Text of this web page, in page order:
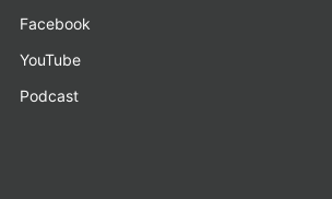
Facebook
YouTube
Podcast